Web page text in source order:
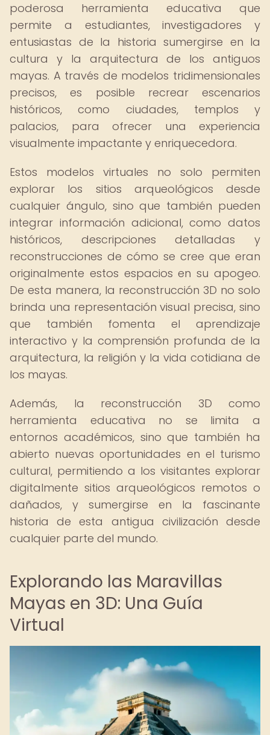
poderosa herramienta educativa que
permite a estudiantes, investigadores y
entusiastas de la historia sumergirse en la
cultura y la arquitectura de los antiguos
mayas. A través de modelos tridimensionales
precisos, es posible recrear escenarios
históricos, como ciudades, templos y
palacios, para ofrecer una experiencia
visualmente impactante y enriquecedora.
Estos modelos virtuales no solo permiten
explorar los sitios arqueológicos desde
cualquier ángulo, sino que también pueden
integrar información adicional, como datos
históricos, descripciones detalladas y
reconstrucciones de cómo se cree que eran
originalmente estos espacios en su apogeo.
De esta manera, la reconstrucción 3D no solo
brinda una representación visual precisa, sino
que también fomenta el aprendizaje
interactivo y la comprensión profunda de la
arquitectura, la religión y la vida cotidiana de
los mayas.
Además, la reconstrucción 3D como
herramienta educativa no se limita a
entornos académicos, sino que también ha
abierto nuevas oportunidades en el turismo
cultural, permitiendo a los visitantes explorar
digitalmente sitios arqueológicos remotos o
dañados, y sumergirse en la fascinante
historia de esta antigua civilización desde
cualquier parte del mundo.
Explorando las Maravillas
Mayas en 3D: Una Guía
Virtual